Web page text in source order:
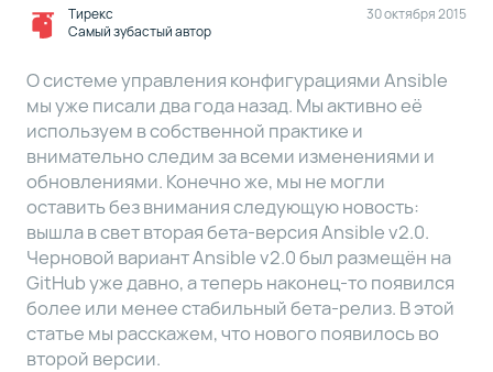
Тирекс
Самый зубастый автор
30 октября 2015
О системе управления конфигурациями Ansible
мы уже писали два года назад. Мы активно её
используем в собственной практике и
внимательно следим за всеми изменениями и
обновлениями. Конечно же, мы не могли
оставить без внимания следующую новость:
вышла в свет вторая бета-версия Ansible v2.0.
Черновой вариант Ansible v2.0 был размещён на
GitHub уже давно, а теперь наконец-то появился
более или менее стабильный бета-релиз. В этой
статье мы расскажем, что нового появилось во
второй версии.